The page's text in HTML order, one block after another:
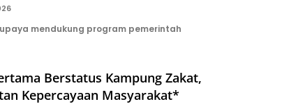
upaya mendukung program pemerintah
Berstatus Kampung Zakat,
Kepercayaan Masyarakat*